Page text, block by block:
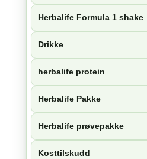
Herbalife Formula 1 shake
Drikke
herbalife protein
Herbalife Pakke
Herbalife prøvepakke
Kosttilskudd